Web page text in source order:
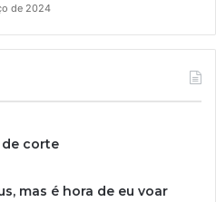
de 2024
corte
mas é hora de eu voar